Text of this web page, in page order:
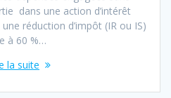
dans une action d’intérêt
réduction d’impôt (IR ou IS)
à 60 %…
la suite